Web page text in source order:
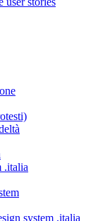
.italia
system .italia